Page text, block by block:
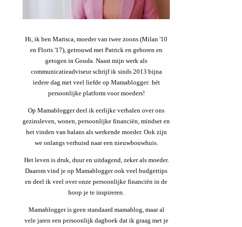
Hi, ik ben Marisca, moeder van twee zoons (Milan '10
en Floris '17), getrouwd met Patrick en geboren en
getogen in Gouda. Naast mijn werk als
communicatieadviseur schrijf ik sinds 2013 bijna
iedere dag met veel liefde op Mamablogger: hét
persoonlijke platform voor moeders!
Op Mamablogger deel ik eerlijke verhalen over ons
gezinsleven, wonen, persoonlijke financiën, mindset en
het vinden van balans als werkende moeder. Ook zijn
we onlangs verhuisd naar een nieuwbouwhuis.
Het leven is druk, duur en uitdagend, zeker als moeder.
Daarom vind je op Mamablogger ook veel budgettips
en deel ik veel over onze persoonlijke financiën in de
hoop je te inspireren.
Mamablogger is geen standaard mamablog, maar al
vele jaren een persoonlijk dagboek dat ik graag met je